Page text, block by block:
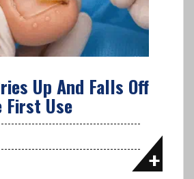
Up And Falls Off
Use